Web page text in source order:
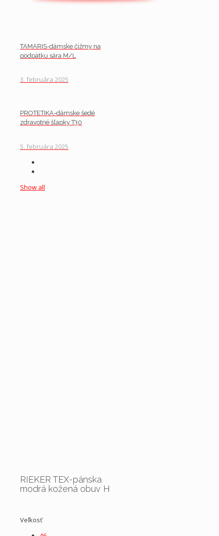
TAMARIS-dámske čižmy na
podpätku sára M/L
3. februára 2025
PROTETIKA-dámske šedé
zdravotné šľapky T30
5. februára 2025
Show all
RIEKER TEX-pánska
modrá kožená obuv H
Veľkosť